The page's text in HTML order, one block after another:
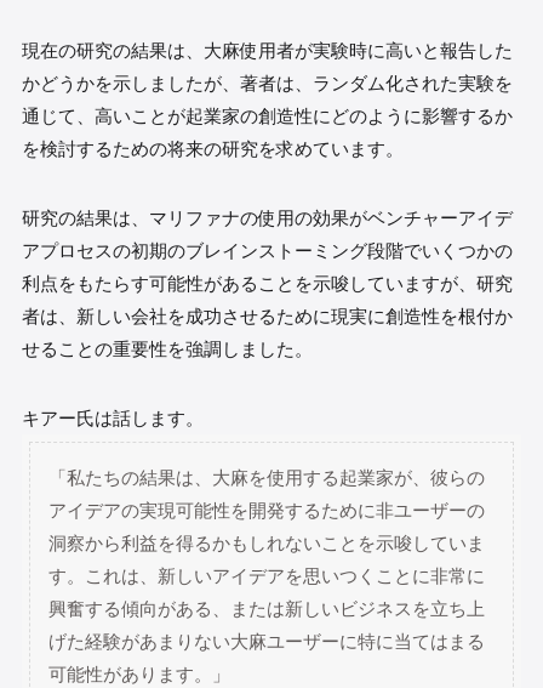
現在の研究の結果は、大麻使用者が実験時に高いと報告した
かどうかを示しましたが、著者は、ランダム化された実験を
通じて、高いことが起業家の創造性にどのように影響するか
を検討するための将来の研究を求めています。
研究の結果は、マリファナの使用の効果がベンチャーアイデ
アプロセスの初期のブレインストーミング段階でいくつかの
利点をもたらす可能性があることを示唆していますが、研究
者は、新しい会社を成功させるために現実に創造性を根付か
せることの重要性を強調しました。
キアー氏は話します。
「私たちの結果は、大麻を使用する起業家が、彼らの
アイデアの実現可能性を開発するために非ユーザーの
洞察から利益を得るかもしれないことを示唆していま
す。これは、新しいアイデアを思いつくことに非常に
興奮する傾向がある、または新しいビジネスを立ち上
げた経験があまりない大麻ユーザーに特に当てはまる
可能性があります。」